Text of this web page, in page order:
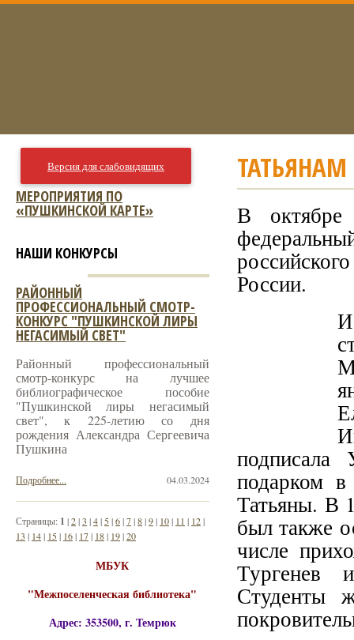
В
России.
подарком
Татьяны. В
был также
числе
Тургенев
Студенты
Версия для слабовидящих
МЕРОПРИЯТИЯ ПО
«ПУШКИНСКОЙ КАРТЕ»
НАШИ КОНКУРСЫ
РАЙОННЫЙ
ПРОФЕССИОНАЛЬНЫЙ СМОТР-
КОНКУРС "ПУШКИНСКОЙ ЛИРЫ
НЕГАСИМЫЙ СВЕТ"
Районный профессиональный
смотр-конкурс на лучшее
библиографическое пособие
"Пушкинской лиры негасимый
свет", к 225-летию со дня
рождения Александра Сергеевича
Пушкина
04.03.2024
Подробнее...
Страницы: 1 |2|3 |4| 5|6|7|8|9| 10| 11 | 12|
13 | 14| 15| 16| 17| 18| 19|20
МБУК
"Межпоселенческая библиотека"
Адрес: 353500, г. Темрюк